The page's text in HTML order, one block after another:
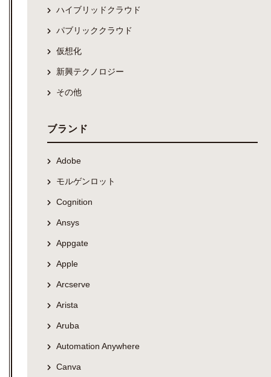
ハイブリッドクラウド
パブリッククラウド
仮想化
新興テクノロジー
その他
ブランド
Adobe
モルゲンロット
Cognition
Ansys
Appgate
Apple
Arcserve
Arista
Aruba
Automation Anywhere
Canva